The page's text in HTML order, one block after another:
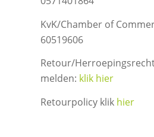
KvK/Chamber of
60519606
Retour/
melden: klik hier
Retourpolicy klik hier